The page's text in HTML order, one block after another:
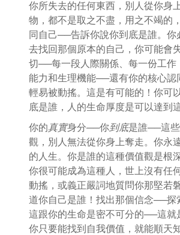
你所失去的任何東西，別人從你身
物，都不是取之不盡，用之不竭的
同自己──告訴你說你到底是誰。你
去找回那個原本的自己，你可能會
切──每一段人際關係、每一份工作
能力和生理機能──還有你的核心認
輕易被動搖。這是有可能的！你可
底是誰，人的生命厚度是可以達到
你的真實身分──你到底是誰──這
觀，別人無法從你身上奪走。你永
的人生。你是誰的這種價值觀是根
你很可能成為這種人，世上沒有任
動搖，或義正嚴詞地質問你那堅若
道你自己是誰！找出那個信念──探
這跟你的生命是密不可分的──這就
你只要能找到自我價值，就能順天